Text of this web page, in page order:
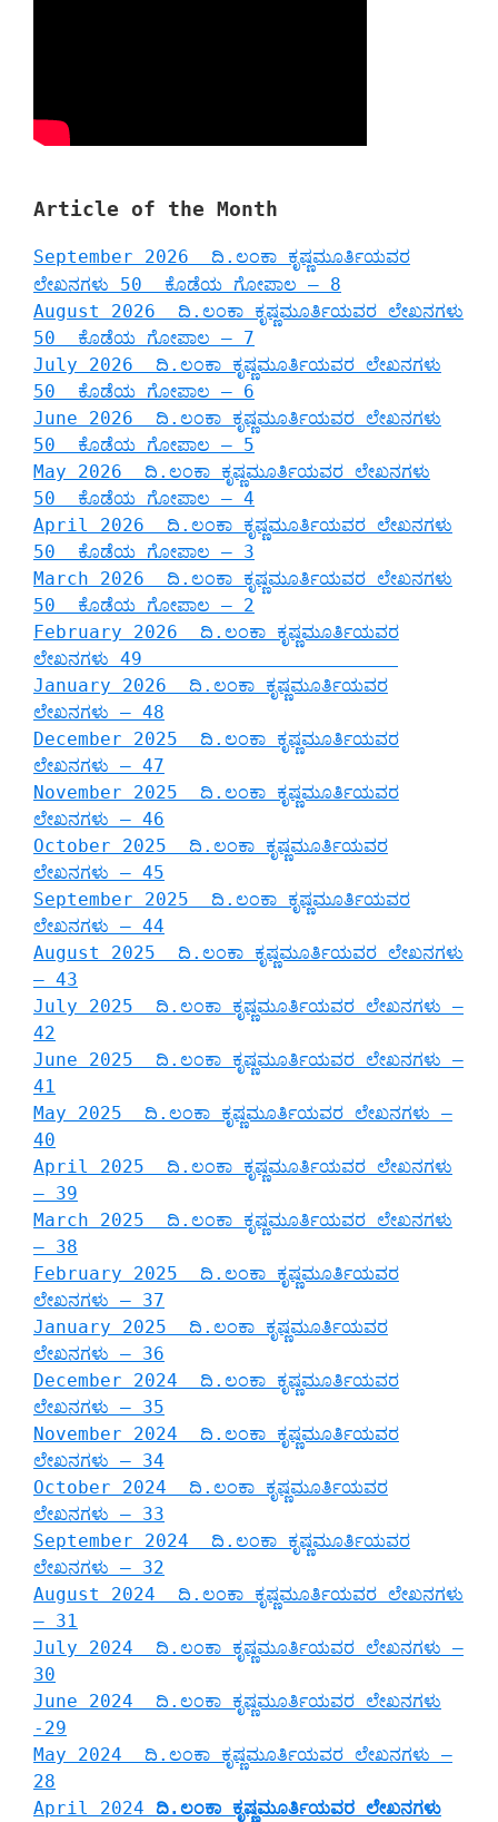
Article of the Month
September 2026 ದಿ.ಲಂಕಾ ಕೃಷ್ಣಮೂರ್ತಿಯವರ
ಲೇಖನಗಳು 50 ಕೊಡೆಯ ಗೋಪಾಲ – 8
August 2026 ದಿ.ಲಂಕಾ ಕೃಷ್ಣಮೂರ್ತಿಯವರ ಲೇಖನಗಳು
50 ಕೊಡೆಯ ಗೋಪಾಲ – 7
July 2026 ದಿ.ಲಂಕಾ ಕೃಷ್ಣಮೂರ್ತಿಯವರ ಲೇಖನಗಳು
50 ಕೊಡೆಯ ಗೋಪಾಲ – 6
June 2026 ದಿ.ಲಂಕಾ ಕೃಷ್ಣಮೂರ್ತಿಯವರ ಲೇಖನಗಳು
50 ಕೊಡೆಯ ಗೋಪಾಲ – 5
May 2026 ದಿ.ಲಂಕಾ ಕೃಷ್ಣಮೂರ್ತಿಯವರ ಲೇಖನಗಳು
50 ಕೊಡೆಯ ಗೋಪಾಲ – 4
April 2026 ದಿ.ಲಂಕಾ ಕೃಷ್ಣಮೂರ್ತಿಯವರ ಲೇಖನಗಳು
50 ಕೊಡೆಯ ಗೋಪಾಲ – 3
March 2026 ದಿ.ಲಂಕಾ ಕೃಷ್ಣಮೂರ್ತಿಯವರ ಲೇಖನಗಳು
50 ಕೊಡೆಯ ಗೋಪಾಲ – 2
February 2026 ದಿ.ಲಂಕಾ ಕೃಷ್ಣಮೂರ್ತಿಯವರ
ಲೇಖನಗಳು 49
January 2026 ದಿ.ಲಂಕಾ ಕೃಷ್ಣಮೂರ್ತಿಯವರ
ಲೇಖನಗಳು – 48
December 2025 ದಿ.ಲಂಕಾ ಕೃಷ್ಣಮೂರ್ತಿಯವರ
ಲೇಖನಗಳು – 47
November 2025 ದಿ.ಲಂಕಾ ಕೃಷ್ಣಮೂರ್ತಿಯವರ
ಲೇಖನಗಳು – 46
October 2025 ದಿ.ಲಂಕಾ ಕೃಷ್ಣಮೂರ್ತಿಯವರ
ಲೇಖನಗಳು – 45
September 2025 ದಿ.ಲಂಕಾ ಕೃಷ್ಣಮೂರ್ತಿಯವರ
ಲೇಖನಗಳು – 44
August 2025 ದಿ.ಲಂಕಾ ಕೃಷ್ಣಮೂರ್ತಿಯವರ ಲೇಖನಗಳು
– 43
July 2025 ದಿ.ಲಂಕಾ ಕೃಷ್ಣಮೂರ್ತಿಯವರ ಲೇಖನಗಳು –
42
June 2025 ದಿ.ಲಂಕಾ ಕೃಷ್ಣಮೂರ್ತಿಯವರ ಲೇಖನಗಳು –
41
May 2025 ದಿ.ಲಂಕಾ ಕೃಷ್ಣಮೂರ್ತಿಯವರ ಲೇಖನಗಳು –
40
April 2025 ದಿ.ಲಂಕಾ ಕೃಷ್ಣಮೂರ್ತಿಯವರ ಲೇಖನಗಳು
– 39
March 2025 ದಿ.ಲಂಕಾ ಕೃಷ್ಣಮೂರ್ತಿಯವರ ಲೇಖನಗಳು
– 38
February 2025 ದಿ.ಲಂಕಾ ಕೃಷ್ಣಮೂರ್ತಿಯವರ
ಲೇಖನಗಳು – 37
January 2025 ದಿ.ಲಂಕಾ ಕೃಷ್ಣಮೂರ್ತಿಯವರ
ಲೇಖನಗಳು – 36
December 2024 ದಿ.ಲಂಕಾ ಕೃಷ್ಣಮೂರ್ತಿಯವರ
ಲೇಖನಗಳು – 35
November 2024 ದಿ.ಲಂಕಾ ಕೃಷ್ಣಮೂರ್ತಿಯವರ
ಲೇಖನಗಳು – 34
October 2024 ದಿ.ಲಂಕಾ ಕೃಷ್ಣಮೂರ್ತಿಯವರ
ಲೇಖನಗಳು – 33
September 2024 ದಿ.ಲಂಕಾ ಕೃಷ್ಣಮೂರ್ತಿಯವರ
ಲೇಖನಗಳು – 32
August 2024 ದಿ.ಲಂಕಾ ಕೃಷ್ಣಮೂರ್ತಿಯವರ ಲೇಖನಗಳು
– 31
July 2024 ದಿ.ಲಂಕಾ ಕೃಷ್ಣಮೂರ್ತಿಯವರ ಲೇಖನಗಳು –
30
June 2024 ದಿ.ಲಂಕಾ ಕೃಷ್ಣಮೂರ್ತಿಯವರ ಲೇಖನಗಳು
-29
May 2024 ದಿ.ಲಂಕಾ ಕೃಷ್ಣಮೂರ್ತಿಯವರ ಲೇಖನಗಳು –
28
April 2024 ದಿ.ಲಂಕಾ ಕೃಷ್ಣಮೂರ್ತಿಯವರ ಲೇಖನಗಳು